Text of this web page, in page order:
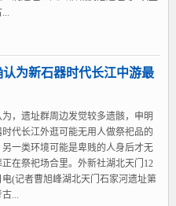
为新石器时代长江中游最
为，遗址群周边发觉较多遗骸，申明
时代长江外逛可能无用人做祭祀品的
另一类环境可能是卑贱的人身后才无
正在祭祀场合里。外新社湖北天门12
电(记者曹旭峰湖北天门石家河遗址第
...